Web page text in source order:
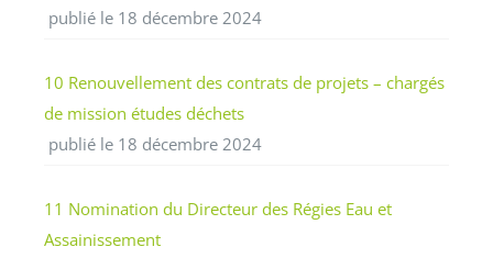
publié le 18 décembre 2024
10 Renouvellement des contrats de projets – chargés
de mission études déchets
publié le 18 décembre 2024
11 Nomination du Directeur des Régies Eau et
Assainissement